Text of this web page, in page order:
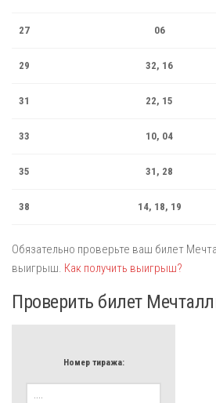
27 06
29 32, 16
31 22, 15
33 10, 04
35 31, 28
38 14, 18, 19
Обязательно проверьте ваш билет
выигрыш. Как получить выигрыш?
Проверить билет
Номер тиража: